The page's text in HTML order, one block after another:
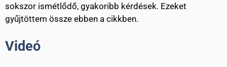
sokszor ismétlődő, gyakoribb kérdések. Ezeket
gyűjtöttem össze ebben a cikkben.
Videó